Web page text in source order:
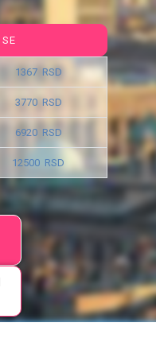
1367 RSD
3770 RSD
6920 RSD
12500 RSD